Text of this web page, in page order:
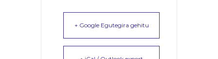
+ Google Egutegira gehitu